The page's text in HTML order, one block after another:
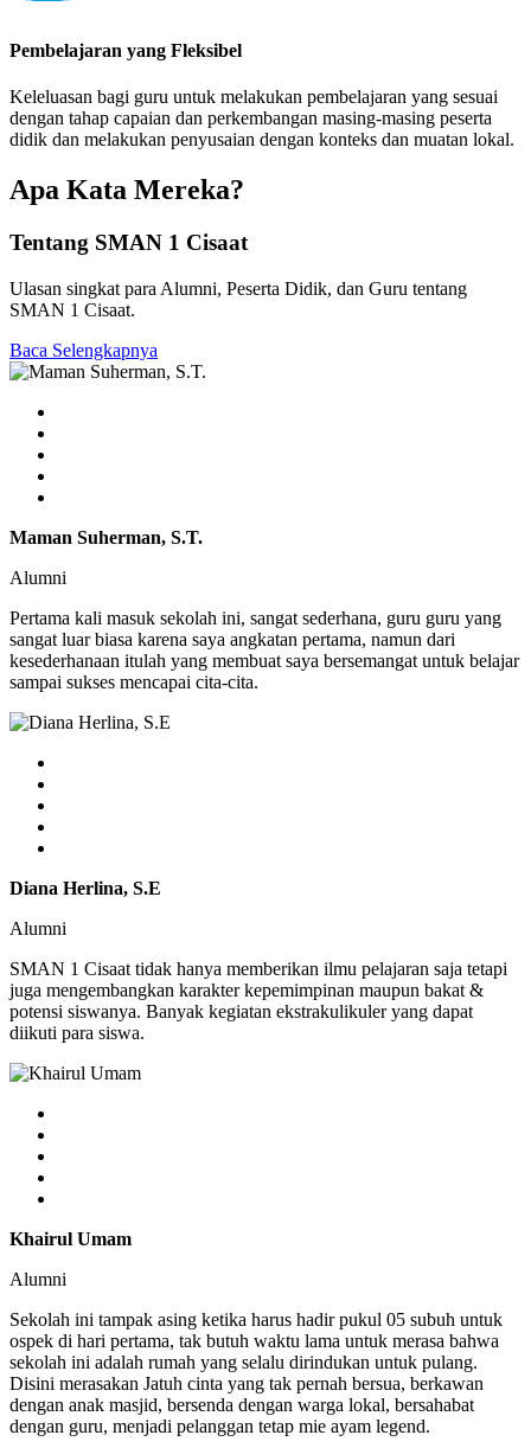
Pembelajaran yang Fleksibel
Keleluasan bagi guru untuk melakukan pembelajaran yang sesuai
dengan tahap capaian dan perkembangan masing-masing peserta
didik dan melakukan penyusaian dengan konteks dan muatan lokal.
Apa Kata Mereka?
Tentang SMAN 1 Cisaat
Ulasan singkat para Alumni, Peserta Didik, dan Guru tentang
SMAN 1 Cisaat.
Baca Selengkapnya
Maman Suherman, S.T.
Alumni
Pertama kali masuk sekolah ini, sangat sederhana, guru guru yang
sangat luar biasa karena saya angkatan pertama, namun dari
kesederhanaan itulah yang membuat saya bersemangat untuk belajar
sampai sukses mencapai cita-cita.
Diana Herlina, S.E
Alumni
SMAN 1 Cisaat tidak hanya memberikan ilmu pelajaran saja tetapi
juga mengembangkan karakter kepemimpinan maupun bakat &
potensi siswanya. Banyak kegiatan ekstrakulikuler yang dapat
diikuti para siswa.
Khairul Umam
Alumni
Sekolah ini tampak asing ketika harus hadir pukul 05 subuh untuk
ospek di hari pertama, tak butuh waktu lama untuk merasa bahwa
sekolah ini adalah rumah yang selalu dirindukan untuk pulang.
Disini merasakan Jatuh cinta yang tak pernah bersua, berkawan
dengan anak masjid, bersenda dengan warga lokal, bersahabat
dengan guru, menjadi pelanggan tetap mie ayam legend.